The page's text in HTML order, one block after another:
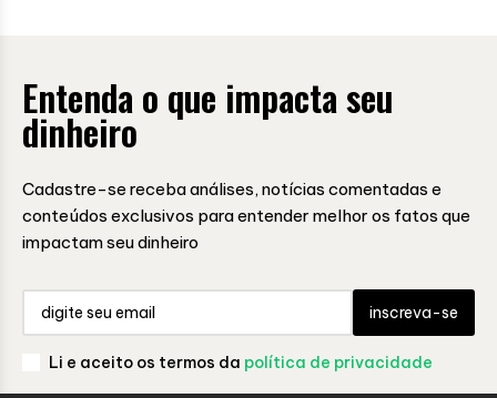
Entenda o que impacta seu
dinheiro
Cadastre-se receba análises, notícias comentadas e
conteúdos exclusivos para entender melhor os fatos que
impactam seu dinheiro
inscreva-se
Li e aceito os termos da política de privacidade